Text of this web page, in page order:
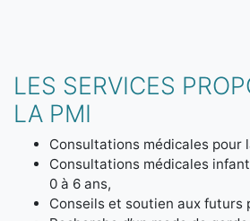
LES SERVICES
LA PMI
Consultations médicales pour
Consultations médicales
0 à 6 ans,
Conseils et soutien aux futurs